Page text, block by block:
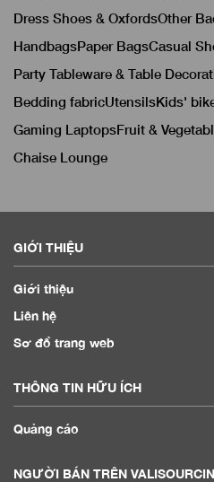
Dress Shoes & OxfordsOther
HandbagsPaper BagsCasual
Party Tableware & Table
Bedding fabricUtensilsKids'
Gaming LaptopsFruit &
Chaise Lounge
GIỚI THIỆU
Giới thiệu
Liên hệ
Sơ đồ trang web
THÔNG TIN HỮU ÍCH
Quảng cáo
NGƯỜI BÁN TRÊN